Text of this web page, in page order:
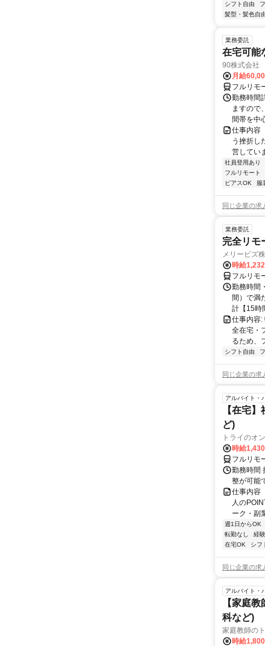
シフト自由
髪型・髪色自
業務委託
在宅可能
90株式会社
月給
フルリモ
勤務時間
ますので
間帯を中
仕事内容
う挫折し
営してい
社員登用あり
フルリモート
ピアスOK
服
同じ企業の求
業務委託
完全リモ
メリービズ
時給
フルリモ
勤務時間
間）で満
計【15時
仕事内容:
全在宅・
るため、
シフト自由
同じ企業の求
アルバイト・
【在宅
ど)
トライのオ
時給
フルリモ
勤務時間
整が可能
仕事内容
人の
ーク・副
週1日からOK
転勤なし
経
在宅OK
シフ
同じ企業の求
アルバイト・
【家庭
科など)
家庭教師の
時給